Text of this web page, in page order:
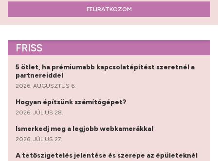
FELIRATKOZOM
FRISS
5 ötlet, ha prémiumabb kapcsolatépítést szeretnél a
partnereiddel
2026. AUGUSZTUS 6.
Hogyan építsünk számítógépet?
2026. JÚLIUS 28.
Ismerkedj meg a legjobb webkamerákkal
2026. JÚLIUS 27.
A tetőszigetelés jelentése és szerepe az épületeknél